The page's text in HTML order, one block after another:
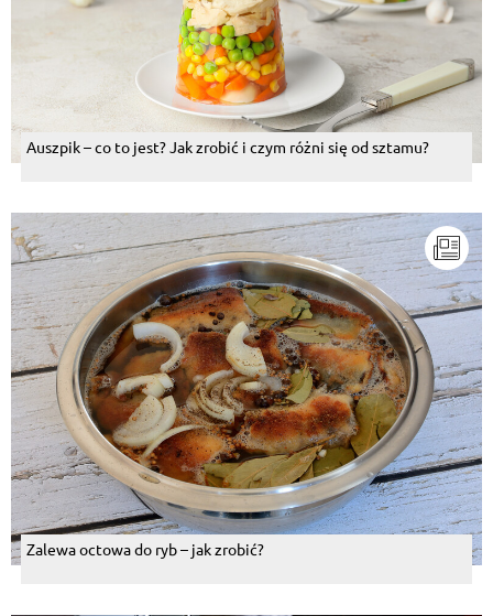
Auszpik – co to jest? Jak zrobić i czym różni się od sztamu?
Zalewa octowa do ryb – jak zrobić?